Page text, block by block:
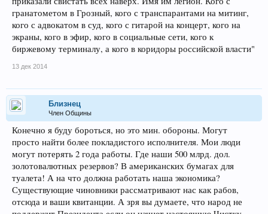
гранатометом в Грозный, кого с транспарантами на митинг,
кого с адвокатом в суд, кого с гитарой на концерт, кого на
экраны, кого в эфир, кого в социальные сети, кого к
биржевому терминалу, а кого в коридоры российской власти"
13 дек 2014
Близнец
Член Общины
Конечно я буду бороться, но это мин. обороны. Могут
просто найти более покладистого исполнителя. Мои люди
могут потерять 2 года работы. Где наши 500 млрд. дол.
золотовалютных резервов? В американских бумагах для
туалета! А на что должна работать наша экономика?
Существующие чиновники рассматривают нас как рабов,
отсюда и ваши квитанции. А зря вы думаете, что народ не